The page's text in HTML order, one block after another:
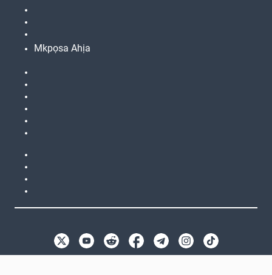
Mkpọsa Ahịa